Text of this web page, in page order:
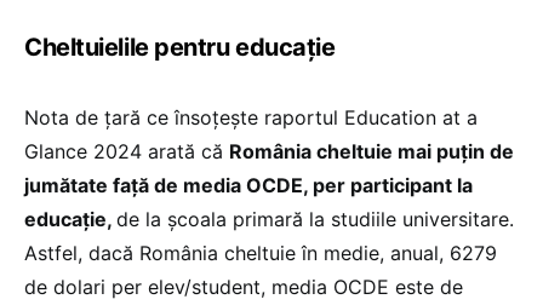
Cheltuielile pentru educație
Nota de țară ce însoțește raportul Education at a
Glance 2024 arată că România cheltuie mai puțin de
jumătate față de media OCDE, per participant la
educație, de la școala primară la studiile universitare.
Astfel, dacă România cheltuie în medie, anual, 6279
de dolari per elev/student, media OCDE este de